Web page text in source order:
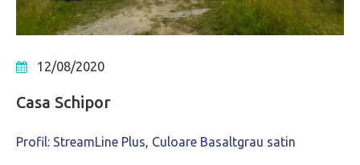
12/08/2020
Casa Schipor
Profil: StreamLine Plus, Culoare Basaltgrau satin